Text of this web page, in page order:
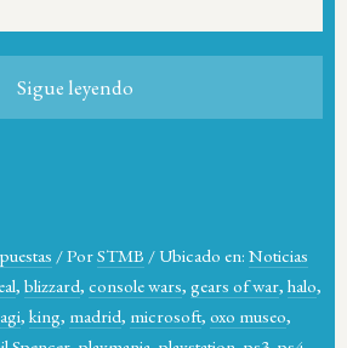
Sigue leyendo
/PorSTMB / Ubicado en: Noticias
, blizzard, console wars, gears of war, halo,
, king, madrid, microsoft, oxo museo,